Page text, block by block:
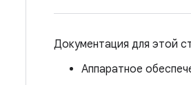
Документация для этой
Аппаратное